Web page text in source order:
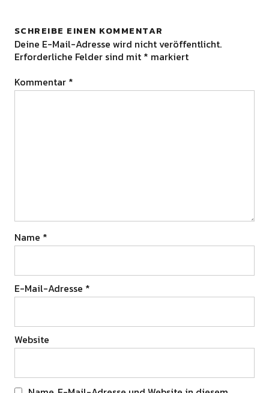
SCHREIBE EINEN KOMMENTAR
Deine E-Mail-Adresse wird nicht veröffentlicht.
Erforderliche Felder sind mit * markiert
Kommentar *
Name *
E-Mail-Adresse *
Website